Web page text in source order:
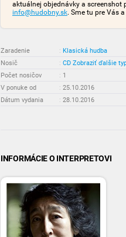
aktuálnej objednávky a screenshot
info@hudobny.sk. Sme tu pre Vás
Zaradenie : Klasická hudba
Nosič
: CD Zobraziť ďalšie
Počet nosičov
: 1
V ponuke od
: 25.10.2016
Dátum vydania
: 28.10.2016
INFORMÁCIE O INTERPRETOVI